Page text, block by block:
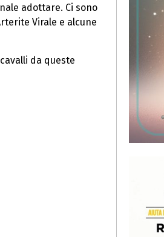
adottare. Ci sono
Virale e alcune
da queste